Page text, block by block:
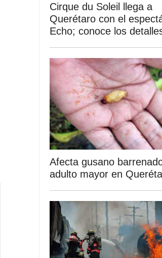
Cirque du Soleil llega a
Querétaro con el
Echo; conoce los
Afecta gusano
adulto mayor en